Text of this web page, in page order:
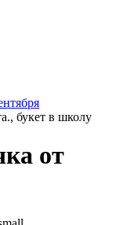
букет в школу
от